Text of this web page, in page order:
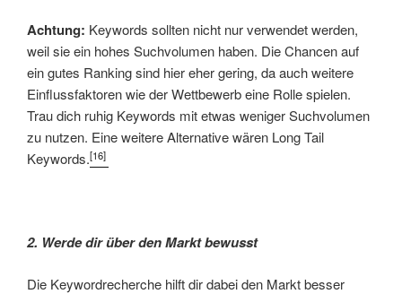
Achtung: Keywords sollten nicht nur verwendet werden,
weil sie ein hohes Suchvolumen haben. Die Chancen auf
ein gutes Ranking sind hier eher gering, da auch weitere
Einflussfaktoren wie der Wettbewerb eine Rolle spielen.
Trau dich ruhig Keywords mit etwas weniger Suchvolumen
zu nutzen. Eine weitere Alternative wären Long Tail
Keywords.[16]
2. Werde dir über den Markt bewusst
Die Keywordrecherche hilft dir dabei den Markt besser